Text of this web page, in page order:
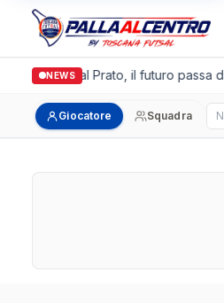
NEWS
Futsal Prato, il futuro passa
Giocatore Squadra